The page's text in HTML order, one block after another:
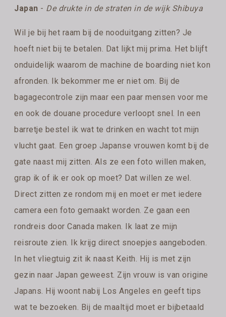
Japan - De drukte in de straten in de wijk Shibuya
Wil je bij het raam bij de nooduitgang zitten? Je
hoeft niet bij te betalen. Dat lijkt mij prima. Het blijft
onduidelijk waarom de machine de boarding niet kon
afronden. Ik bekommer me er niet om. Bij de
bagagecontrole zijn maar een paar mensen voor me
en ook de douane procedure verloopt snel. In een
barretje bestel ik wat te drinken en wacht tot mijn
vlucht gaat. Een groep Japanse vrouwen komt bij de
gate naast mij zitten. Als ze een foto willen maken,
grap ik of ik er ook op moet? Dat willen ze wel.
Direct zitten ze rondom mij en moet er met iedere
camera een foto gemaakt worden. Ze gaan een
rondreis door Canada maken. Ik laat ze mijn
reisroute zien. Ik krijg direct snoepjes aangeboden.
In het vliegtuig zit ik naast Keith. Hij is met zijn
gezin naar Japan geweest. Zijn vrouw is van origine
Japans. Hij woont nabij Los Angeles en geeft tips
wat te bezoeken. Bij de maaltijd moet er bijbetaald